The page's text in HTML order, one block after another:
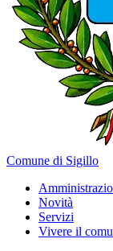
Comune di Sigillo
Novità
Servizi
Vivere il